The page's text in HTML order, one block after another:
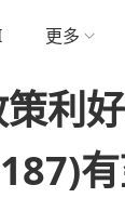
更多
利